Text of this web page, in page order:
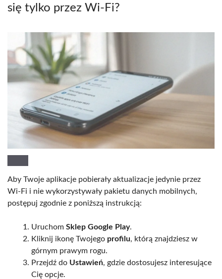
się tylko przez Wi-Fi?
Aby Twoje aplikacje pobierały aktualizacje jedynie przez
Wi-Fi i nie wykorzystywały pakietu danych mobilnych,
postępuj zgodnie z poniższą instrukcją:
Uruchom Sklep Google Play.
Kliknij ikonę Twojego profilu, którą znajdziesz w
górnym prawym rogu.
Przejdź do Ustawień, gdzie dostosujesz interesujące
Cię opcje.